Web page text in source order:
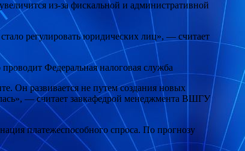
из-за фискальной и административной
регулировать юридических лиц», — считает
Федеральная налоговая служба
Он развивается не путем создания новых
— считает завкафедрой менеджмента ВШГУ
платежеспособного спроса. По прогнозу